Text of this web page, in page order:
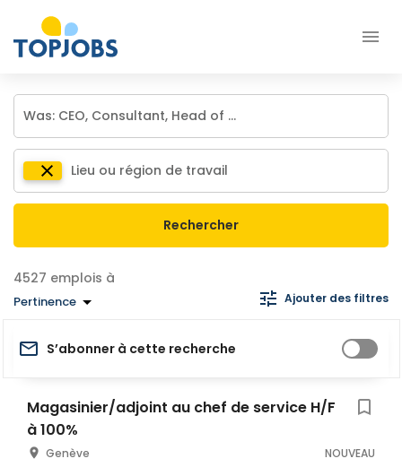
Rechercher
emplois à
Pertinence Ajouter des filtres
S’abonner à cette recherche
Magasinier/adjoint au chef de service H/F
à 100%
Genève NOUVEAU